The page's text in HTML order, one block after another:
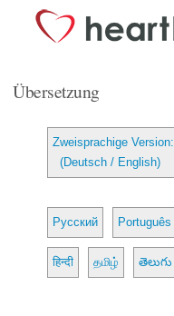
Übersetzung
Zweisprachige Version:
(Deutsch / English)
Русский Português
हिन्दी தமிழ் తెలుగు